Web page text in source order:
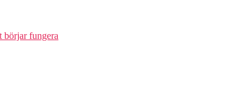
börjar fungera